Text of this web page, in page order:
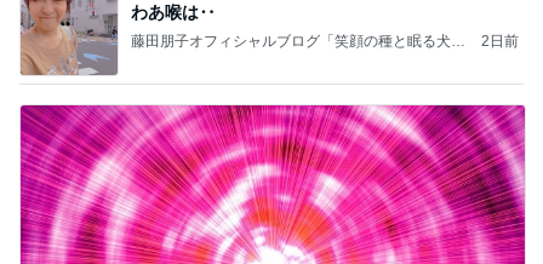
わあ喉は‥
藤田朋子オフィシャルブログ「笑顔の種と眠る犬」
2日前